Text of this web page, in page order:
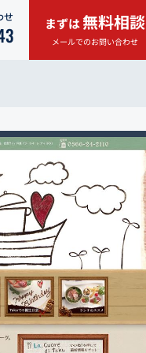
せ まずは無料相談
メールでのお問い合わせ